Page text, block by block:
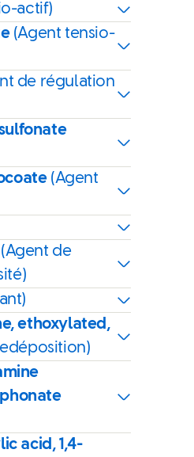
actif)
(Agent tensio-
de régulation
(Agent
(Agent de
ethoxylated,
acid, 1,4-